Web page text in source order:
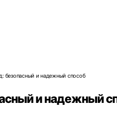
безопасный и надежный способ
и надежный